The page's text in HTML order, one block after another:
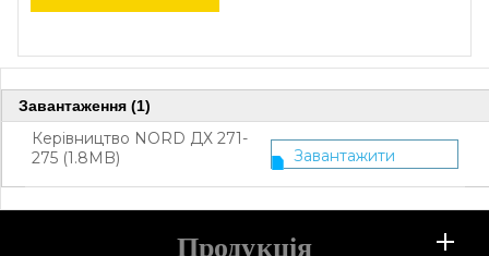
Завантаження (1)
Керівництво NORD ДХ 271-
275 (1.8MB)
Завантажити
Продукція